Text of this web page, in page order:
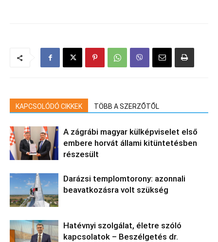
KAPCSOLÓDÓ CIKKEK TÖBB A SZERZŐTŐL
A zágrábi magyar külképviselet első
embere horvát állami kitüntetésben
részesült
Darázsi templomtorony: azonnali
beavatkozásra volt szükség
Hatévnyi szolgálat, életre szóló
kapcsolatok – Beszélgetés dr.